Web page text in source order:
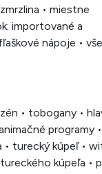
• miestne
importované a
nápoje •
• tobogany •
programy •
• turecký kúpeľ •
kúpeľa •